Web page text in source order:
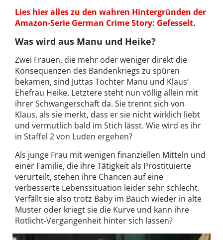
Lies hier alles zu den wahren Hintergründen der
Amazon-Serie German Crime Story: Gefesselt.
Was wird aus Manu und Heike?
Zwei Frauen, die mehr oder weniger direkt die
Konsequenzen des Bandenkriegs zu spüren
bekamen, sind Juttas Tochter Manu und Klaus’
Ehefrau Heike. Letztere steht nun völlig allein mit
ihrer Schwangerschaft da. Sie trennt sich von
Klaus, als sie merkt, dass er sie nicht wirklich liebt
und vermutlich bald im Stich lässt. Wie wird es ihr
in Staffel 2 von Luden ergehen?
Als junge Frau mit wenigen finanziellen Mitteln und
einer Familie, die ihre Tätigkeit als Prostituierte
verurteilt, stehen ihre Chancen auf eine
verbesserte Lebenssituation leider sehr schlecht.
Verfällt sie also trotz Baby im Bauch wieder in alte
Muster oder kriegt sie die Kurve und kann ihre
Rotlicht-Vergangenheit hinter sich lassen?